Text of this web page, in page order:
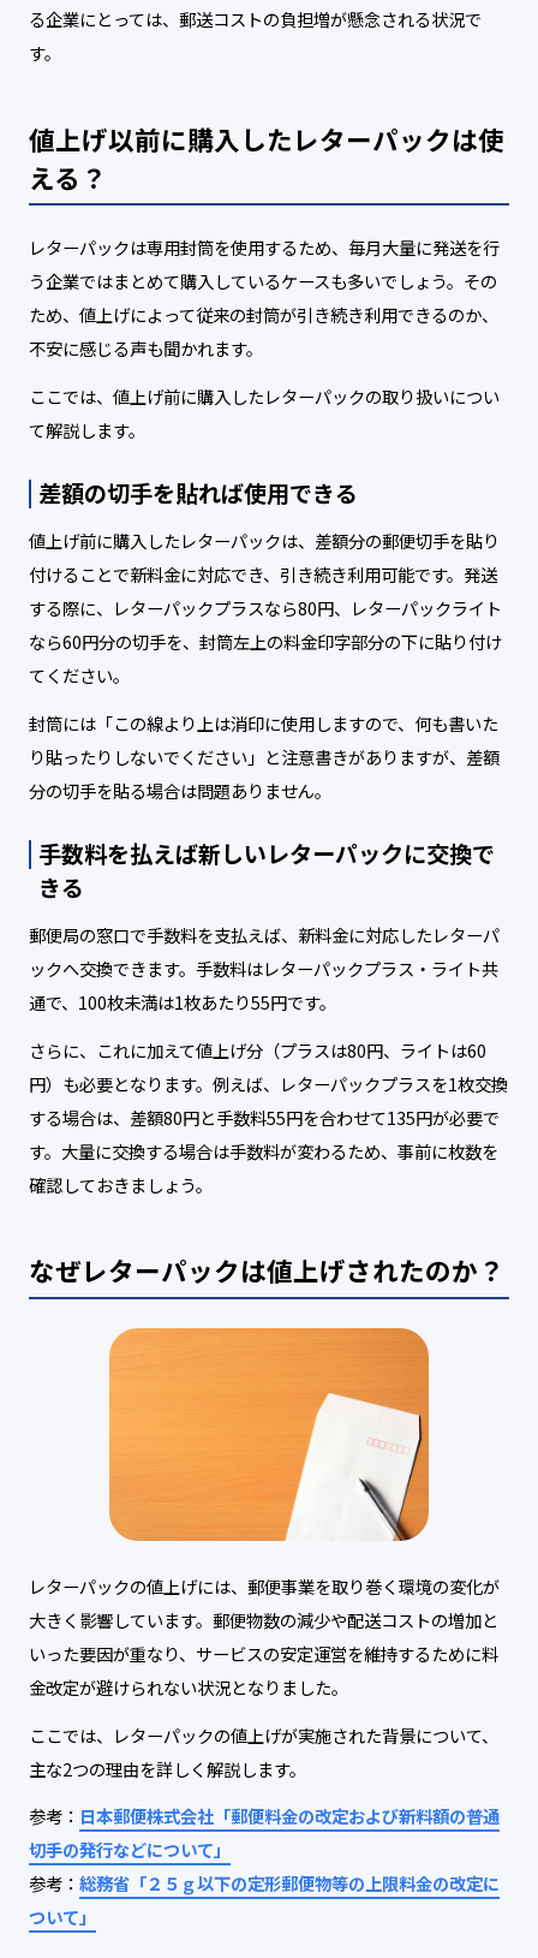
る企業にとっては、郵送コストの負担増が懸念される状況で
す。
値上げ以前に購入したレターパックは使
える？
レターパックは専用封筒を使用するため、毎月大量に発送を行
う企業ではまとめて購入しているケースも多いでしょう。その
ため、値上げによって従来の封筒が引き続き利用できるのか、
不安に感じる声も聞かれます。
ここでは、値上げ前に購入したレターパックの取り扱いについ
て解説します。
差額の切手を貼れば使用できる
値上げ前に購入したレターパックは、差額分の郵便切手を貼り
付けることで新料金に対応でき、引き続き利用可能です。発送
する際に、レターパックプラスなら80円、レターパックライト
なら60円分の切手を、封筒左上の料金印字部分の下に貼り付け
てください。
封筒には「この線より上は消印に使用しますので、何も書いた
り貼ったりしないでください」と注意書きがありますが、差額
分の切手を貼る場合は問題ありません。
手数料を払えば新しいレターパックに交換で
きる
郵便局の窓口で手数料を支払えば、新料金に対応したレターパ
ックへ交換できます。手数料はレターパックプラス・ライト共
通で、100枚未満は1枚あたり55円です。
さらに、これに加えて値上げ分（プラスは80円、ライトは60
円）も必要となります。例えば、レターパックプラスを1枚交換
する場合は、差額80円と手数料55円を合わせて135円が必要で
す。大量に交換する場合は手数料が変わるため、事前に枚数を
確認しておきましょう。
なぜレターパックは値上げされたのか？
レターパックの値上げには、郵便事業を取り巻く環境の変化が
大きく影響しています。郵便物数の減少や配送コストの増加と
いった要因が重なり、サービスの安定運営を維持するために料
金改定が避けられない状況となりました。
ここでは、レターパックの値上げが実施された背景について、
主な2つの理由を詳しく解説します。
参考： 日本郵便株式会社「郵便料金の改定および新料額の普通
切手の発行などについて」
参考： 総務省「２５ｇ以下の定形郵便物等の上限料金の改定に
ついて」